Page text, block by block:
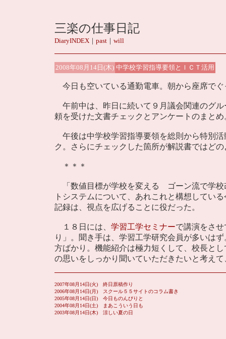
三楽の仕事日記
DiaryINDEX｜ past｜ will
2008年08月14日(木) 中学校学習指導要領とＩＣＴ活用
今日も空いている通勤電車。朝から座席でぐ
午前中は、昨日に続いて９月議会関連のグ
頼を受けた文書チェックとアンケートのまとめ
午後は中学校学習指導要領を総則から特別
ク。さらにチェックした箇所が解説書ではど
＊＊＊
「数値目標が学校を変える ゴーン流で学校
トシステムについて、あれこれと構想してい
記録は、視点を広げることに役だった。
１８日には、 学習工学セミナーで講演をさ
り」。聞き手は、学習工学研究会員が多いは
方ばかり。機能紹介は極力短くして、校長と
の思いをしっかり聞いていただきたいと考え
2007年08月14日(火) 終日原稿作り
2006年08月14日(月) スクール５５サイトのコラム書き
2005年08月14日(日) 今日ものんびりと
2004年08月14日(土) まあこういう日も
2003年08月14日(木) 涼しい夏の日